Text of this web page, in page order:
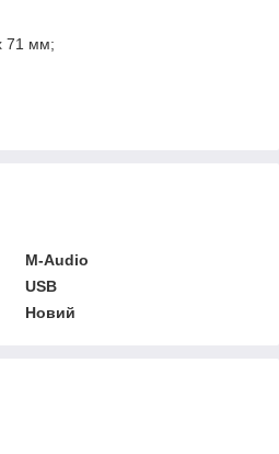
71 мм;
M-Audio
USB
Новий